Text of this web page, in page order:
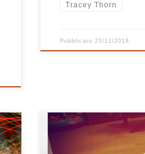
Tracey Thorn
Pubblicato23/12/2018
Quest’anno ho voluto